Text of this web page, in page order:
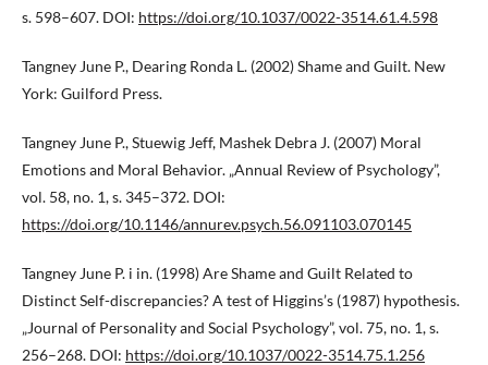
s. 598–607. DOI: https://doi.org/10.1037/0022-3514.61.4.598
Tangney June P., Dearing Ronda L. (2002) Shame and Guilt. New
York: Guilford Press.
Tangney June P., Stuewig Jeff, Mashek Debra J. (2007) Moral
Emotions and Moral Behavior. „Annual Review of Psychology”,
vol. 58, no. 1, s. 345–372. DOI:
https://doi.org/10.1146/annurev.psych.56.091103.070145
Tangney June P. i in. (1998) Are Shame and Guilt Related to
Distinct Self-discrepancies? A test of Higgins’s (1987) hypothesis.
„Journal of Personality and Social Psychology”, vol. 75, no. 1, s.
256–268. DOI: https://doi.org/10.1037/0022-3514.75.1.256